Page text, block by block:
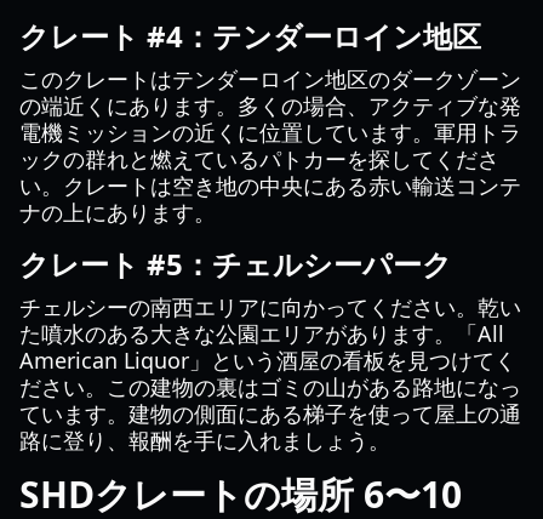
クレート #4：テンダーロイン地区
このクレートはテンダーロイン地区のダークゾーン
の端近くにあります。多くの場合、アクティブな発
電機ミッションの近くに位置しています。軍用トラ
ックの群れと燃えているパトカーを探してくださ
い。クレートは空き地の中央にある赤い輸送コンテ
ナの上にあります。
クレート #5：チェルシーパーク
チェルシーの南西エリアに向かってください。乾い
た噴水のある大きな公園エリアがあります。「All
American Liquor」という酒屋の看板を見つけてく
ださい。この建物の裏はゴミの山がある路地になっ
ています。建物の側面にある梯子を使って屋上の通
路に登り、報酬を手に入れましょう。
SHDクレートの場所 6〜10